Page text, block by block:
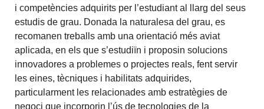
i competències adquirits per l’estudiant al llarg del seus
estudis de grau. Donada la naturalesa del grau, es
recomanen treballs amb una orientació més aviat
aplicada, en els que s’estudiïn i proposin solucions
innovadores a problemes o projectes reals, fent servir
les eines, tècniques i habilitats adquirides,
particularment les relacionades amb estratègies de
negoci que incorporin l’ús de tecnologies de la